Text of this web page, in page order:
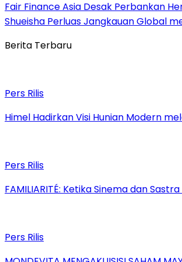
Fair Finance Asia Desak Perbankan
Shueisha Perluas Jangkauan Global
Berita Terbaru
Pers Rilis
Himel Hadirkan Visi Hunian Modern
Pers Rilis
FAMILIARITÉ: Ketika Sinema dan
Pers Rilis